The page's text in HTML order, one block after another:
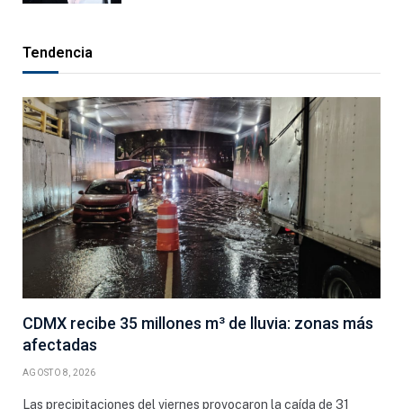
Tendencia
CDMX recibe 35 millones m³ de lluvia: zonas más
afectadas
AGOSTO 8, 2026
Las precipitaciones del viernes provocaron la caída de 31